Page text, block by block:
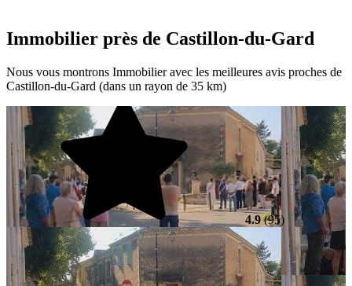
Immobilier près de Castillon-du-Gard
Nous vous montrons Immobilier avec les meilleures avis proches de
Castillon-du-Gard (dans un rayon de 35 km)
4.9(95)